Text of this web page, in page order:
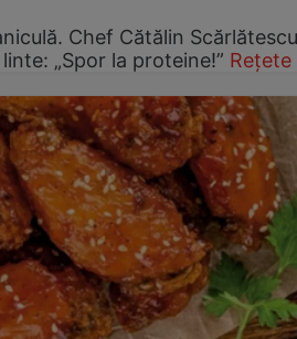
Chef Cătălin
„Spor la proteine!” Rețete